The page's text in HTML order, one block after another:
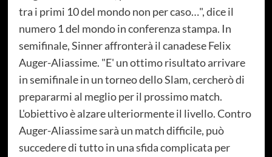
tra i primi 10 del mondo non per caso…", dice il
numero 1 del mondo in conferenza stampa. In
semifinale, Sinner affronterà il canadese Felix
Auger-Aliassime. "E' un ottimo risultato arrivare
in semifinale in un torneo dello Slam, cercherò di
prepararmi al meglio per il prossimo match.
L'obiettivo è alzare ulteriormente il livello. Contro
Auger-Aliassime sarà un match difficile, può
succedere di tutto in una sfida complicata per